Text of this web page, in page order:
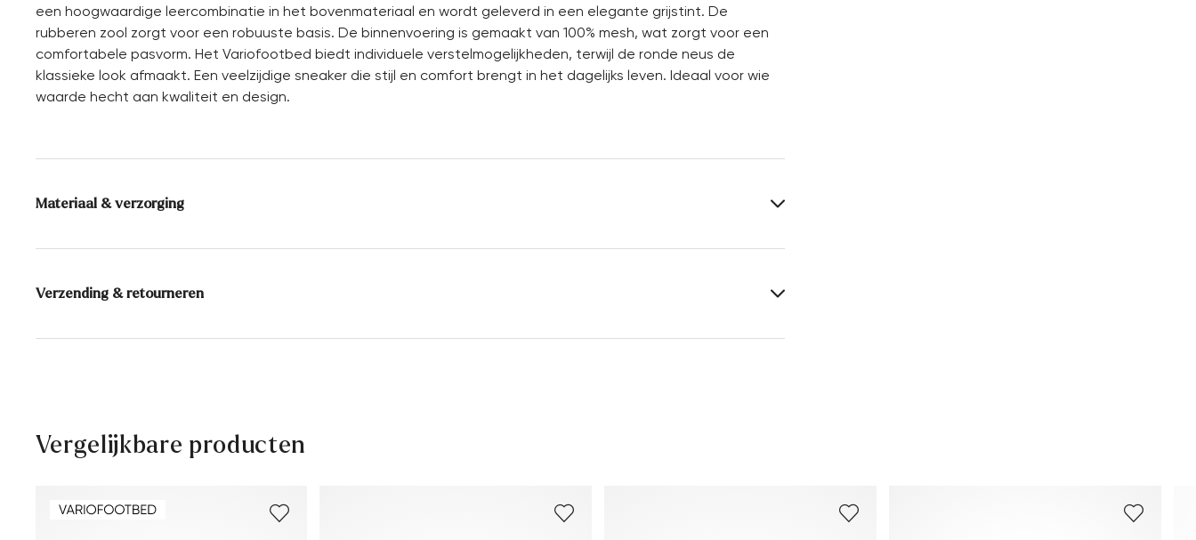
een hoogwaardige leercombinatie in het bovenmateriaal en wordt geleverd in een elegante grijstint. De
rubberen zool zorgt voor een robuuste basis. De binnenvoering is gemaakt van 100% mesh, wat zorgt voor een
comfortabele pasvorm. Het Variofootbed biedt individuele verstelmogelijkheden, terwijl de ronde neus de
klassieke look afmaakt. Een veelzijdige sneaker die stijl en comfort brengt in het dagelijks leven. Ideaal voor wie
waarde hecht aan kwaliteit en design.
Materiaal & verzorging
Productieschaal: EU-maten Bovenwerk:
Combinatie leer
Verzending & retourneren
Levertijd 2 - 5 dagen met BPost
Meer informatie over dit onderwerp vindt u in het
Vergelijkbare producten